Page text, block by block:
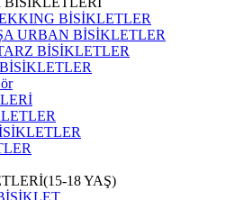
BİSİKLETLER
URBAN BİSİKLETLER
BİSİKLETLER
18 YAŞ)